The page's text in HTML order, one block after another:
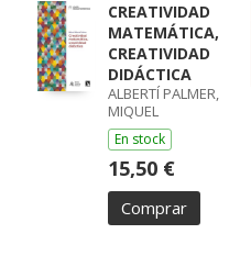
CREATIVIDAD
MATEMÁTICA,
CREATIVIDAD
DIDÁCTICA
ALBERTÍ PALMER,
MIQUEL
En stock
15,50 €
Comprar